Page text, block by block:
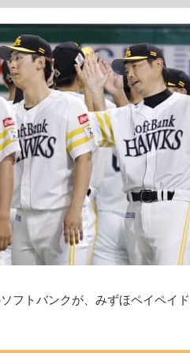
フトバンクが、みずほペイペイ